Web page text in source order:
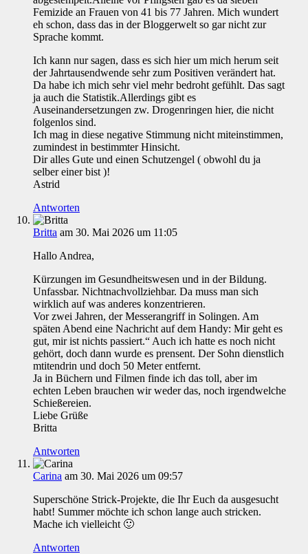
Femizide an Frauen von 41 bis 77 Jahren. Mich wundert
eh schon, dass das in der Bloggerwelt so gar nicht zur
Sprache kommt.
Ich kann nur sagen, dass es sich hier um mich herum seit
der Jahrtausendwende sehr zum Positiven verändert hat.
Da habe ich mich sehr viel mehr bedroht gefühlt. Das sagt
ja auch die Statistik.Allerdings gibt es
Auseinandersetzungen zw. Drogenringen hier, die nicht
folgenlos sind.
Ich mag in diese negative Stimmung nicht miteinstimmen,
zumindest in bestimmter Hinsicht.
Dir alles Gute und einen Schutzengel ( obwohl du ja
selber einer bist )!
Astrid
Antworten
Britta am 30. Mai 2026 um 11:05
Hallo Andrea,
Kürzungen im Gesundheitswesen und in der Bildung.
Unfassbar. Nichtnachvollziehbar. Da muss man sich
wirklich auf was anderes konzentrieren.
Vor zwei Jahren, der Messerangriff in Solingen. Am
späten Abend eine Nachricht auf dem Handy: Mir geht es
gut, mir ist nichts passiert.“ Auch ich hatte es noch nicht
gehört, doch dann wurde es prensent. Der Sohn dienstlich
mtitendrin und doch 50 Meter entfernt.
Ja in Büchern und Filmen finde ich das toll, aber im
echten Leben brauchen wir weder das, noch irgendwelche
Schießereien.
Liebe Grüße
Britta
Antworten
Carina am 30. Mai 2026 um 09:57
Superschöne Strick-Projekte, die Ihr Euch da ausgesucht
habt! Summer möchte ich schon lange auch stricken.
Mache ich vielleicht 🙂
Antworten